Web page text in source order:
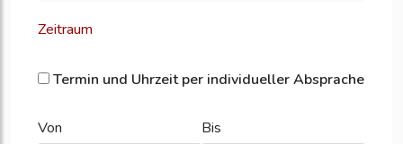
Zeitraum
Termin und Uhrzeit per individueller Absprache
Von Bis